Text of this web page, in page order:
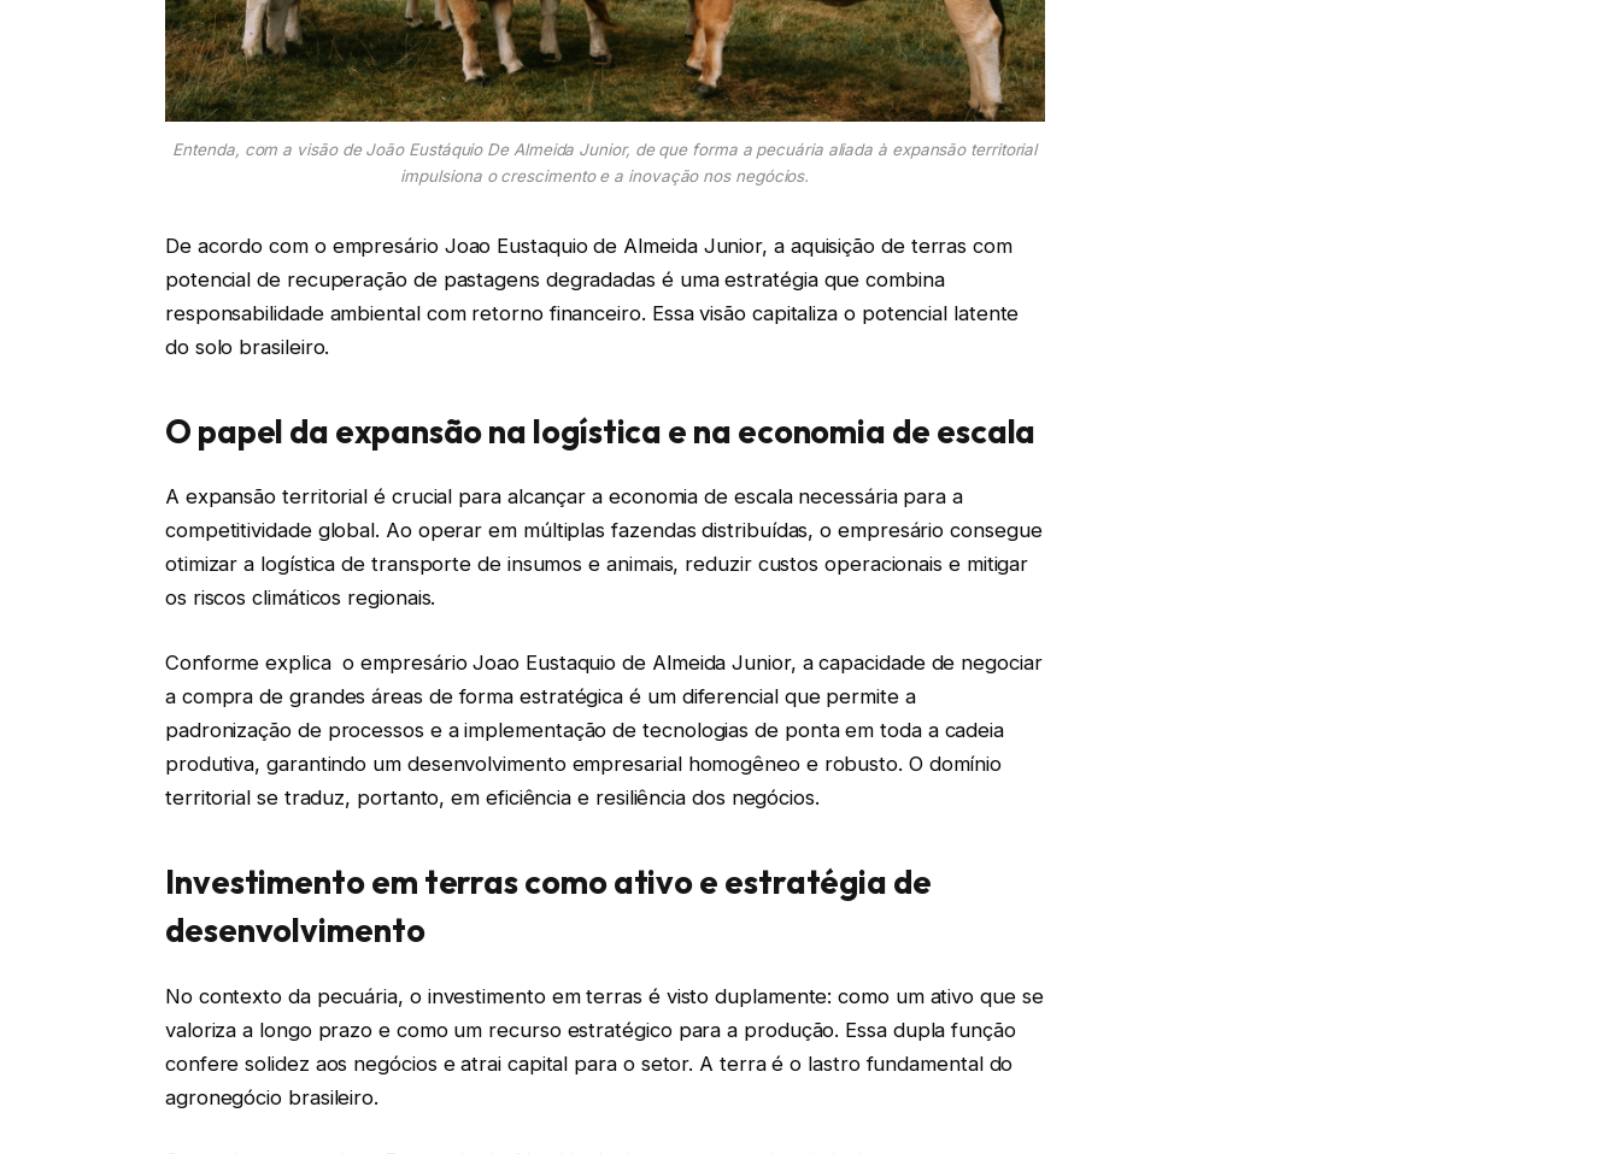
Entenda, com a visão de João Eustáquio De Almeida Junior, de que forma a pecuária aliada à expansão territorial
impulsiona o crescimento e a inovação nos negócios.
De acordo com o empresário Joao Eustaquio de Almeida Junior, a aquisição de terras com
potencial de recuperação de pastagens degradadas é uma estratégia que combina
responsabilidade ambiental com retorno financeiro. Essa visão capitaliza o potencial latente
do solo brasileiro.
O papel da expansão na logística e na economia de escala
A expansão territorial é crucial para alcançar a economia de escala necessária para a
competitividade global. Ao operar em múltiplas fazendas distribuídas, o empresário consegue
otimizar a logística de transporte de insumos e animais, reduzir custos operacionais e mitigar
os riscos climáticos regionais.
Conforme explica o empresário Joao Eustaquio de Almeida Junior, a capacidade de negociar
a compra de grandes áreas de forma estratégica é um diferencial que permite a
padronização de processos e a implementação de tecnologias de ponta em toda a cadeia
produtiva, garantindo um desenvolvimento empresarial homogêneo e robusto. O domínio
territorial se traduz, portanto, em eficiência e resiliência dos negócios.
Investimento em terras como ativo e estratégia de
desenvolvimento
No contexto da pecuária, o investimento em terras é visto duplamente: como um ativo que se
valoriza a longo prazo e como um recurso estratégico para a produção. Essa dupla função
confere solidez aos negócios e atrai capital para o setor. A terra é o lastro fundamental do
agronegócio brasileiro.